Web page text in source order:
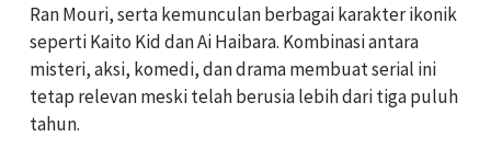
Ran Mouri, serta kemunculan berbagai karakter ikonik
seperti Kaito Kid dan Ai Haibara. Kombinasi antara
misteri, aksi, komedi, dan drama membuat serial ini
tetap relevan meski telah berusia lebih dari tiga puluh
tahun.